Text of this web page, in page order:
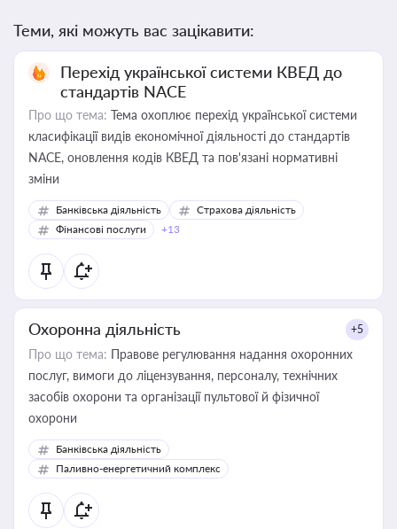
Теми, які можуть вас зацікавити:
Перехід української системи КВЕД до
стандартів NACE
Про що тема: Тема охоплює перехід української системи
класифікації видів економічної діяльності до стандартів
NACE, оновлення кодів КВЕД та пов'язані нормативні
зміни
Банківська діяльність
Страхова діяльність
Фінансові послуги
+13
Охоронна діяльність +5
Про що тема: Правове регулювання надання охоронних
послуг, вимоги до ліцензування, персоналу, технічних
засобів охорони та організації пультової й фізичної
охорони
Банківська діяльність
Паливно-енергетичний комплекс